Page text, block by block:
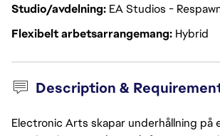
Studio/avdelning EA Studios -
Flexibelt arbetsarrangemang Hybrid
Description &
Electronic Arts skapar underhållning på